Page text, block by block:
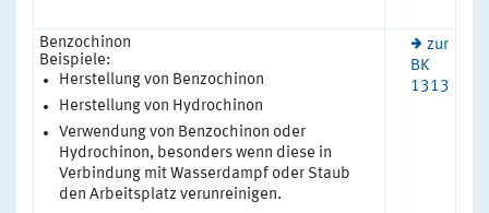
Benzochinon
Beispiele:
Herstellung von Benzochinon
Herstellung von Hydrochinon
Verwendung von Benzochinon oder
Hydrochinon, besonders wenn diese in
Verbindung mit Wasserdampf oder Staub
den Arbeitsplatz verunreinigen.
zur
BK
1313